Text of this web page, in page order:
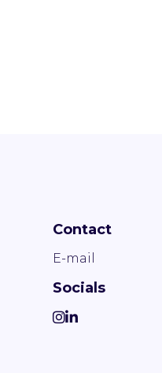
Contact
E-mail
Socials